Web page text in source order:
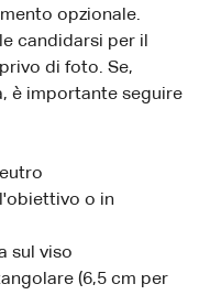
opzionale.
candidarsi per il
di foto. Se,
è importante seguire
o in
sul viso
(6,5 cm per